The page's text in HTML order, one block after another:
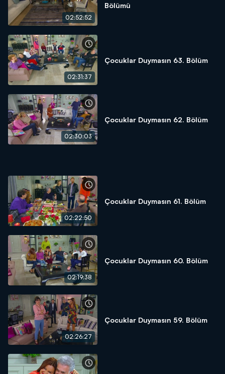
02:52:52
Bölümü
02:31:37
Çocuklar Duymasın 63. Bölüm
02:30:03
Çocuklar Duymasın 62. Bölüm
02:22:50
Çocuklar Duymasın 61. Bölüm
02:19:38
Çocuklar Duymasın 60. Bölüm
02:26:27
Çocuklar Duymasın 59. Bölüm